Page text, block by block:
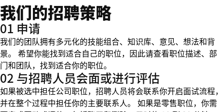
我们的招聘策略
01 申请
我们的团队拥有多元化的技能组合、知识库、意见、想法和背
景。 希望你能找到适合自己的职位，因此请查看职位描述、部
门和团队，找到适合你的职位。
02 与招聘人员会面或进行评估
如果被选中担任公司职位，招聘人员将会联系你开启面试流程，
并在整个过程中担任你的主要联系人。 如果是零售职位，你需